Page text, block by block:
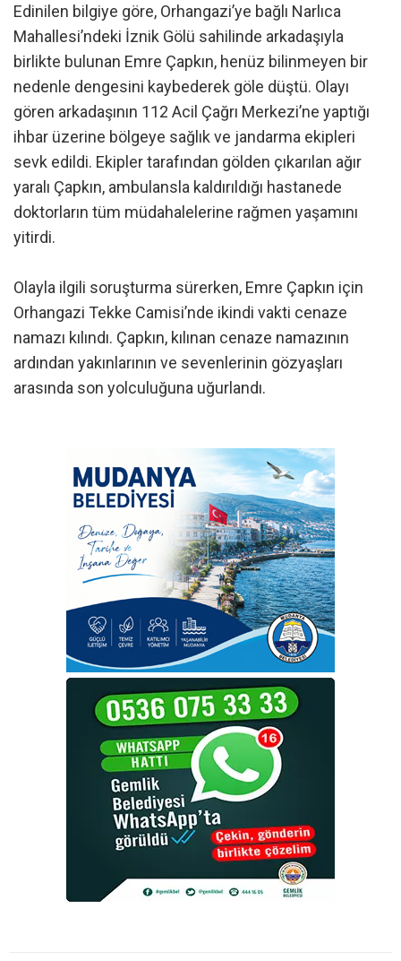
Edinilen bilgiye göre, Orhangazi’ye bağlı Narlıca
Mahallesi’ndeki İznik Gölü sahilinde arkadaşıyla
birlikte bulunan Emre Çapkın, henüz bilinmeyen bir
nedenle dengesini kaybederek göle düştü. Olayı
gören arkadaşının 112 Acil Çağrı Merkezi’ne yaptığı
ihbar üzerine bölgeye sağlık ve jandarma ekipleri
sevk edildi. Ekipler tarafından gölden çıkarılan ağır
yaralı Çapkın, ambulansla kaldırıldığı hastanede
doktorların tüm müdahalelerine rağmen yaşamını
yitirdi.
Olayla ilgili soruşturma sürerken, Emre Çapkın için
Orhangazi Tekke Camisi’nde ikindi vakti cenaze
namazı kılındı. Çapkın, kılınan cenaze namazının
ardından yakınlarının ve sevenlerinin gözyaşları
arasında son yolculuğuna uğurlandı.